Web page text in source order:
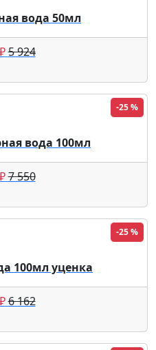
вода 50мл
5 924
-25 %
вода 100мл
7 550
-25 %
100мл уценка
6 162